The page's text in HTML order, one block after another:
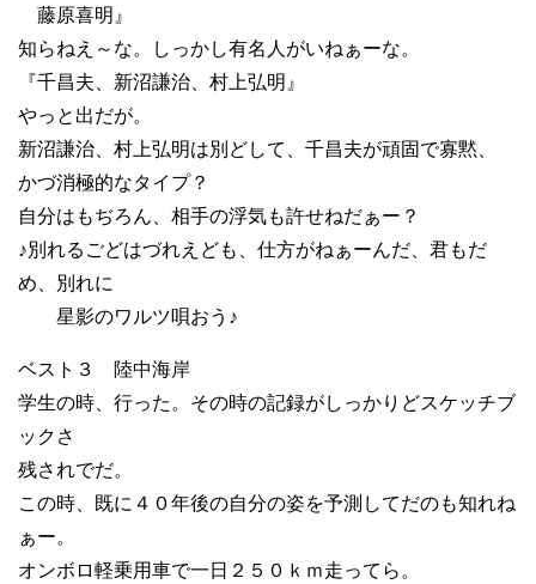
藤原喜明』
知らねえ～な。しっかし有名人がいねぁーな。
『千昌夫、新沼謙治、村上弘明』
やっと出だが。
新沼謙治、村上弘明は別どして、千昌夫が頑固で寡黙、
かづ消極的なタイプ？
自分はもぢろん、相手の浮気も許せねだぁー？
♪別れるごどはづれえども、仕方がねぁーんだ、君もだ
め、別れに
星影のワルツ唄おう♪
ベスト３ 陸中海岸
学生の時、行った。その時の記録がしっかりどスケッチブ
ックさ
残されでだ。
この時、既に４０年後の自分の姿を予測してだのも知れね
ぁー。
オンボロ軽乗用車で一日２５０ｋｍ走ってら。